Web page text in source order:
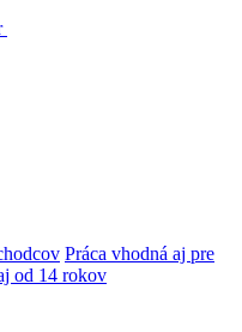
Práca vhodná aj pre
od 14 rokov